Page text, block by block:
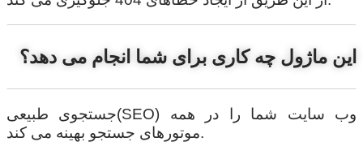
این ماژول چه کاری برای شما انجام می دهد؟
جستجوی طبیعی(SEO) وب سایت شما را در همه
موتورهای جستجو بهینه می کند.